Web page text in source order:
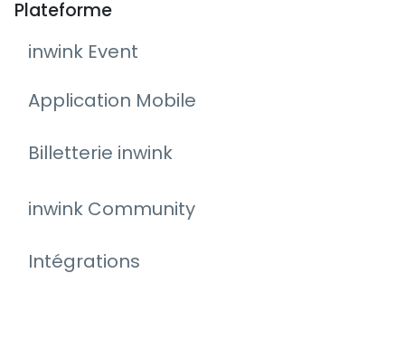
Plateforme
inwink Event
Application Mobile
Billetterie inwink
inwink Community
Intégrations